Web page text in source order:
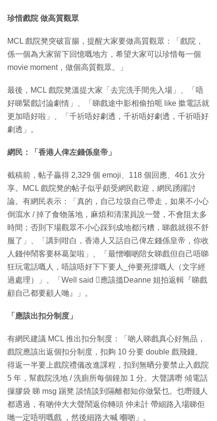
珍惜戲院 做高質觀眾
MCL 戲院凳突破盲腸，提醒大家要做高質觀眾：「戲院，
係一個為大家留下回憶嘅地方，希望大家可以珍惜每一個
movie moment，做個高質觀眾。」
最後，MCL 戲院凳溫提大家「去完洗手間先入場」、「唔
好睇緊戲討論劇情」、「睇戲途中影相偷拍呃 like 撳電話就
更加唔好啦」、「千祈唔好劇透，千祈唔好劇透，千祈唔好
劇透」。
網民：「香港人俾左錢係皇帝」
截稿前，帖子贏得 2,329 個 emoji、118 個回應、461 次分
享。MCL 戲院凳的帖子似乎頗受網民歡迎，網民踴躍討
論。有網民表示：「真的，自己垃圾自己帶走，如果不小心
倒瀉水 / 掉了食物落地，麻煩和清潔員說一聲，不會阻太多
時間；否則下場觀眾不小心踩到成地都污糟，睇戲就很不舒
服了」、「講到咁白，香港人又話自己俾左錢係皇帝，你收
人錢仲鬧客要杯葛架啦」、「最憎嗰啲陪女睇戲但自己唔睇
狂玩電話嘅人，唔該唔好下下要人_仲要死撐嘅人（文字經
過處理）」、「Well said 🏻應該搵Deanne 姐拍返輯『睇戲
顧自己都要顧人哋』」。
「應該出扣分制度」
有網民建議 MCL 推出扣分制度：「啲人睇戲真心好無品，
戲院應該出返個扣分制度，扣夠 10 分要 double 戲飛錢。
得返一半要上戲院禮儀改進課程，扣到無晒分要禁止入戲院
5 年，幫戲院洗地 / 洗廁所每個鐘加 1 分。大聲講嘢 傾電話
摷膠袋 睇 msg 踢凳 談情談到隔離都知你做緊乜。乜嘢賤人
都遇過，有啲仲大大聲鬧返你轉頭 仲未計 帶細路入場睇佢
哋一定唔明嘅戲 ，然後細路大喊 嗰啲」。